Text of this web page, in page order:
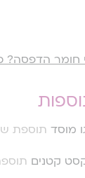
חומר הדפסה?
מוסד תוספת של 90
תוספת